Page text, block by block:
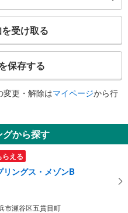
受け取る
保存する
変更・解除はマイページから行
から探す
える
リングス・メゾンB
市瀬谷区五貫目町